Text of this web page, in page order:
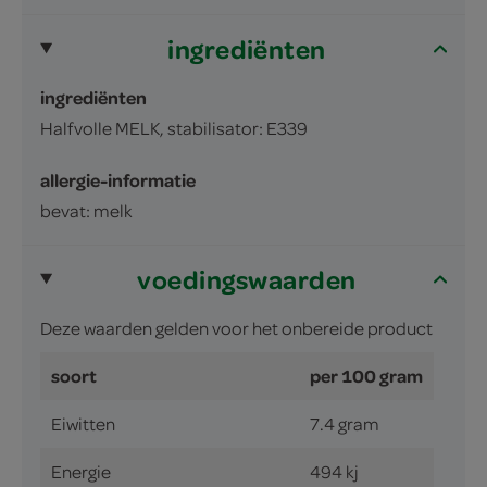
ingrediënten
ingrediënten
Halfvolle MELK, stabilisator: E339
allergie-informatie
bevat: melk
voedingswaarden
Deze waarden gelden voor het onbereide product
soort per 100 gram
Eiwitten 7.4 gram
Energie 494 kj